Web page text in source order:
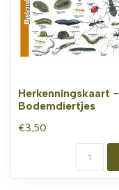
Herkenningskaart -
Bodemdiertjes
€3,50